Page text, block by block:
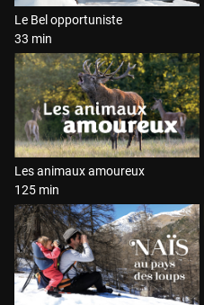
Le Bel opportuniste
33 min
Les animaux amoureux
125 min